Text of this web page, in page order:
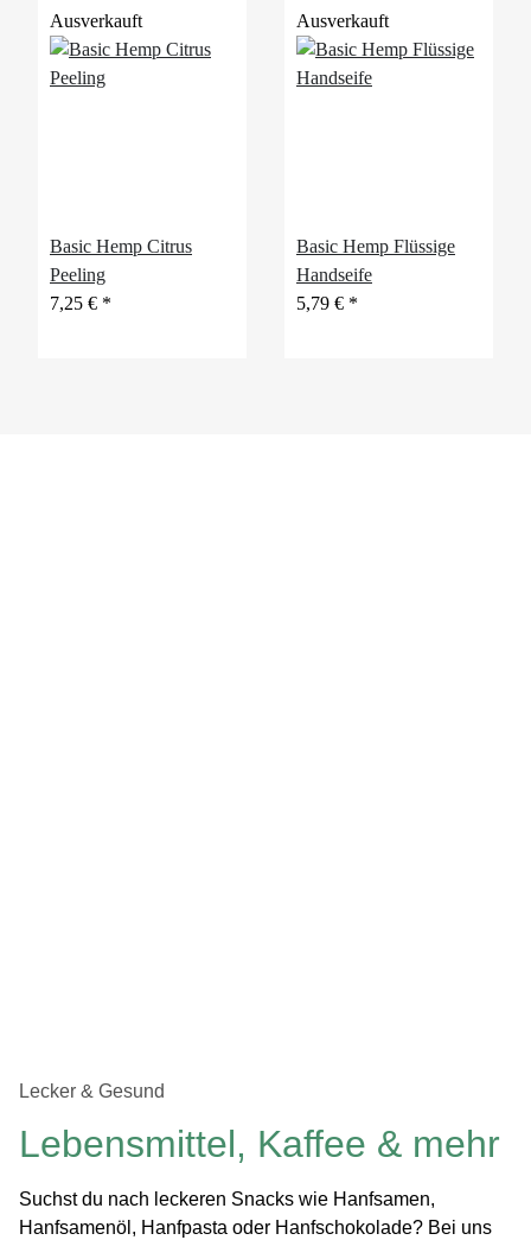
Ausverkauft
Basic Hemp Citrus
Peeling
7,25 € *
Ausverkauft
Basic Hemp Flüssige
Handseife
5,79 € *
Lecker & Gesund
Lebensmittel, Kaffee & mehr
Suchst du nach leckeren Snacks wie Hanfsamen,
Hanfsamenöl , Hanfpasta oder Hanfschokolade? Bei uns